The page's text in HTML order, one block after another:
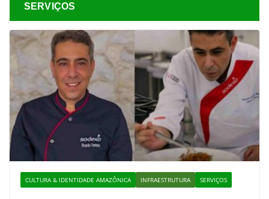
SERVIÇOS
CULTURA & IDENTIDADE AMAZÔNICA INFRAESTRUTURA SERVIÇOS